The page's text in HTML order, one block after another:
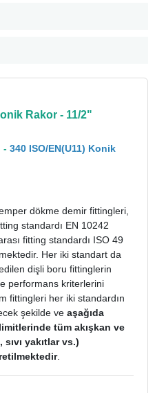
Rakor - 11/2"
- 340 ISO/EN(U11) Konik
dökme demir fittingleri,
standardı EN 10242
fitting standardı ISO 49
Her iki standart da
dişli boru fittinglerin
performans kriterlerini
fittingleri her iki standardın
şekilde ve aşağıda
tüm akışkan ve
yakıtlar vs.)
.